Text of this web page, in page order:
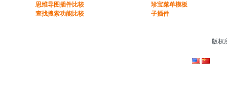
​思维导图插件比较​
​查找搜索功能比较​
珍宝菜单模板
子插件
版权